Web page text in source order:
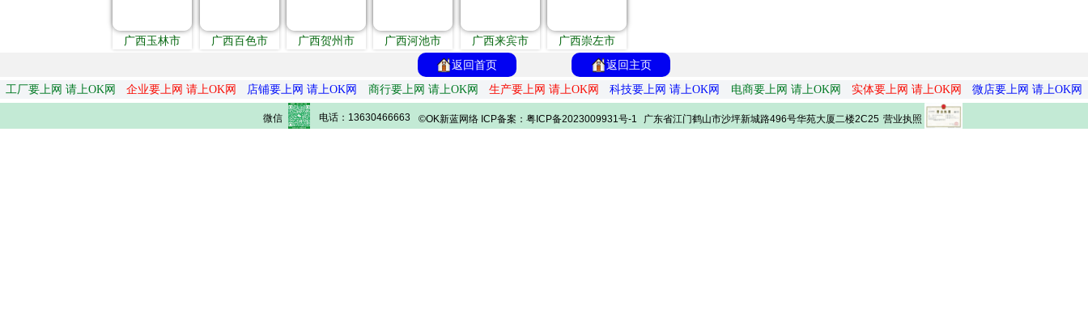
广西玉林市 广西百色市 广西贺州市 广西河池市 广西来宾市
广西崇左市
返回首页
返回主页
工厂要上网 请上OK网
企业要上网 请上OK网 店铺要上网 请上OK网 商行要上网 请上OK网 生产要上网 请上OK网 科技要上网 请上OK网 电商要上网 请上OK网 实体要上网 请上OK网 微店要上网 请上OK网
微信 电话：13630466663 ©OK新蓝网络 ICP备案：粤ICP备2023009931号-1 广东省江门鹤山市沙坪新城路496号华苑大厦二楼2C25 营业执照